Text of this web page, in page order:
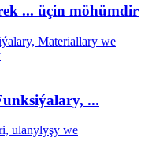
... üçin möhümdir
...